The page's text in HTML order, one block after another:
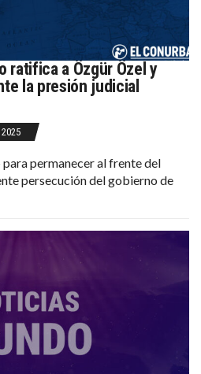
ratifica a Özgür Özel y
la presión judicial
2025
permanecer al frente del
persecución del gobierno de